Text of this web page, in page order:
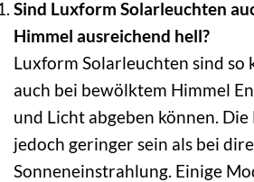
Sind Luxform Solarleuchten
Himmel ausreichend hell?
Luxform Solarleuchten sind so
auch bei bewölktem Himmel
und Licht abgeben können.
jedoch geringer sein als bei
Sonneneinstrahlung. Einige